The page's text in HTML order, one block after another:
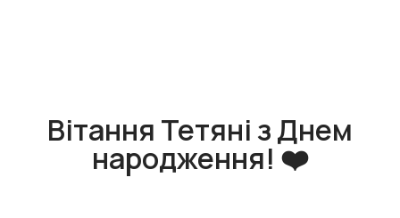
Вітання Тетяні з Днем
народження! ❤️